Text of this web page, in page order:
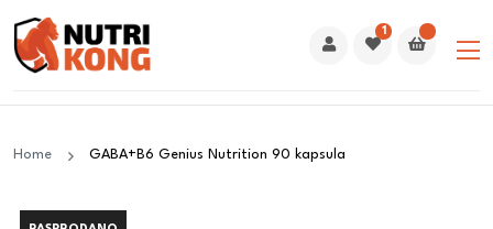
1
Home GABA+B6 Genius Nutrition 90 kapsula